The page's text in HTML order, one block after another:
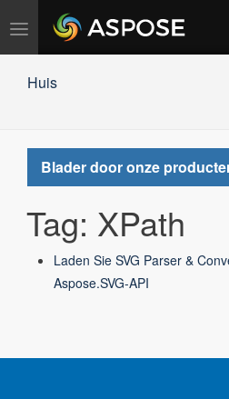
Navigation
umschalten
Huis
Blader door onze
Tag: XPath
Laden Sie SVG Parser &
Aspose.SVG-API